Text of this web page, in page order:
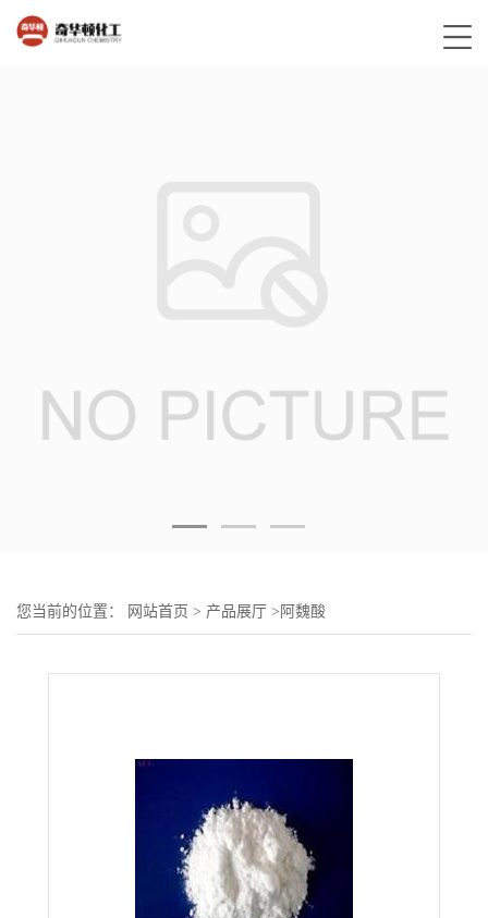
您当前的位置： 网站首页 > 产品展厅 > 阿魏酸